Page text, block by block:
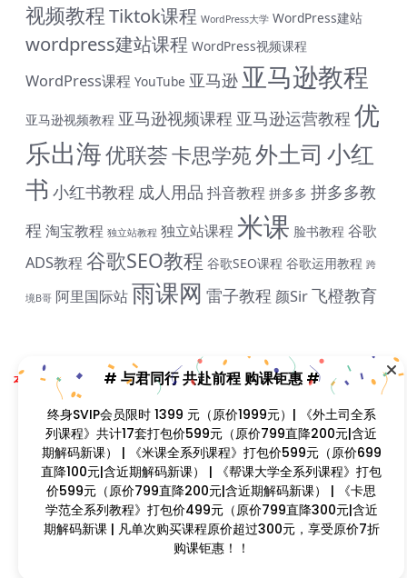
视频教程Tiktok课程 WordPress大学 WordPress建站
wordpress建站课程 WordPress视频课程
WordPress课程 YouTube 亚马逊 亚马逊教程
亚马逊视频教程 亚马逊视频课程 亚马逊运营教程 优
乐出海优联荟卡思学苑外土司 小红
书 小红书教程 成人用品 抖音教程 拼多多 拼多多教
程 淘宝教程 独立站教程 独立站课程 米课 脸书教程 谷歌
ADS教程 谷歌SEO教程 谷歌SEO课程 谷歌运用教程 跨
境B哥 阿里国际站雨课网 雷子教程 颜Sir飞橙教育
Copyright © 2023 找课程网
- All rights reserved
本站支持课程资源互换，优质课程资源互换请联系微信在线客服：zkcw598 (备
闽ICP备2022077749号
首页 分类 会员 我的
# 与君同行 共赴前程 购课钜惠 #
终身SVIP会员限时 1399 元（原价1999元）| 《外土司全
系列课程》共计17套打包价599元（原价799直降200元|
含近期解码新课） | 《米课全系列课程》打包价599元
799直降300元|含近期解码新课 | 凡单次购买课程原价超
过300元，享受原价7折购课钜惠！！